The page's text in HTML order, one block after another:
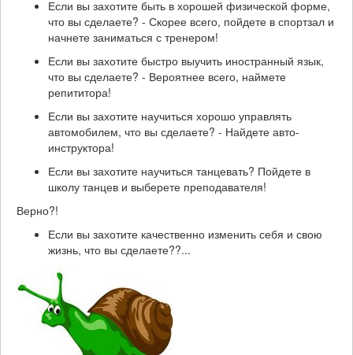
Если вы захотите быть в хорошей физической форме,
что вы сделаете? - Скорее всего, пойдете в спортзал и
начнете заниматься с тренером!
Если вы захотите быстро выучить иностранный язык,
что вы сделаете? - Вероятнее всего, наймете
репититора!
Если вы захотите научиться хорошо управлять
автомобилем, что вы сделаете? - Найдете авто-
инструктора!
Если вы захотите научиться танцевать? Пойдете в
школу танцев и выберете преподавателя!
Верно?!
Если вы захотите качественно изменить себя и свою
жизнь, что вы сделаете??...